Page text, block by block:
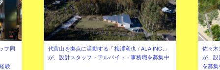
フ同
験
代官山を拠点に活動する「梅澤竜也 / ALA INC.」
が、設計スタッフ・アルバイト・事務職を募集中
佐々
が、
を募